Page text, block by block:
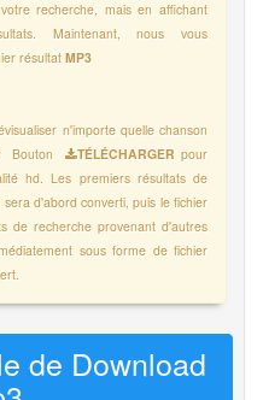
recherche, mais en affichant
Maintenant, nous vous
résultat MP3
n'importe quelle chanson
Bouton TÉLÉCHARGERpour
hd. Les premiers résultats de
d'abord converti, puis le fichier
de recherche provenant d'autres
sous forme de fichier
de Download